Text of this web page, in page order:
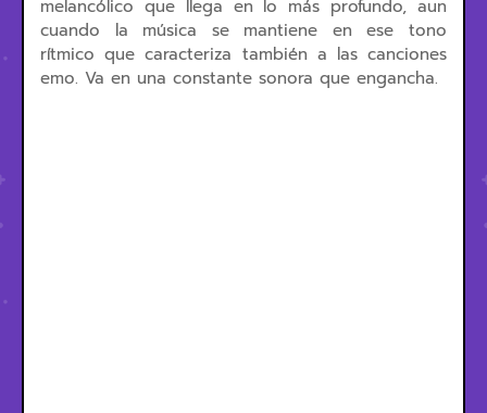
melancólico que llega en lo más profundo, aun
cuando la música se mantiene en ese tono
rítmico que caracteriza también a las canciones
emo. Va en una constante sonora que engancha.